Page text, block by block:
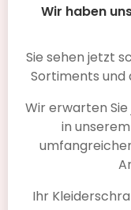
kompetente
genommen und
zufrieden nach
auf jeden Fall
jeden Fall wieder.
Manuela R.
Vielen Dank für
Auswahl an
unseren
Wir haben
Sie sehen jetzt
Sortiments und
Wir erwarten
in
Ihr